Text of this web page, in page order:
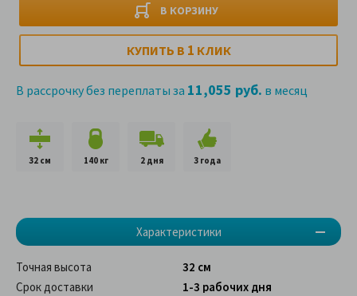
В КОРЗИНУ
КУПИТЬ В 1 КЛИК
В рассрочку без переплаты за 11,055 руб. в месяц
32 см 140 кг 2 дня 3 года
Характеристики
Точная высота
32 см
Срок доставки
1-3 рабочих дня